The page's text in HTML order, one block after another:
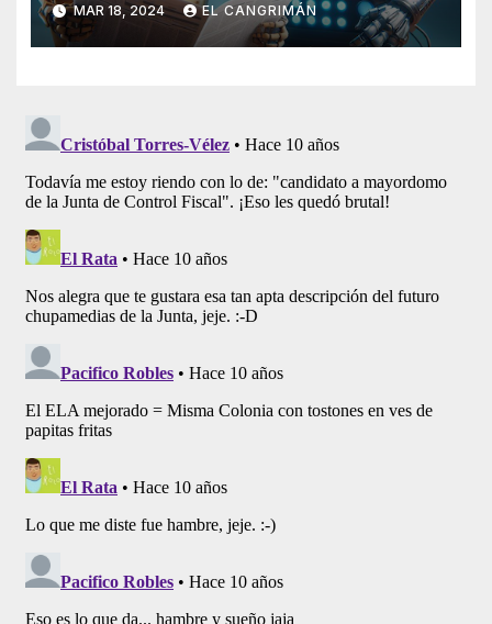
Artificial
MAR 18, 2024 EL CANGRIMÁN